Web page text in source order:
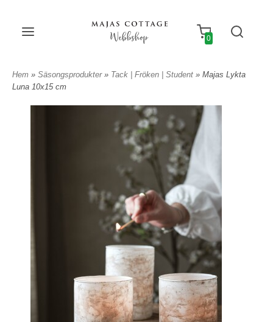
Webbshop 0
Hem » Säsongsprodukter » Tack | Fröken | Student » Majas Lykta
Luna 10x15 cm